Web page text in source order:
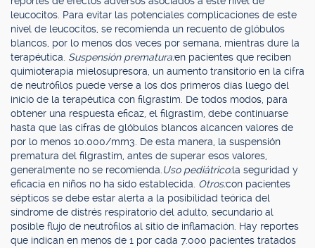
leucocitos. Para evitar las potenciales complicaciones de este
nivel de leucocitos, se recomienda un recuento de glóbulos
blancos, por lo menos dos veces por semana, mientras dure la
terapéutica. Suspensión prematura:en pacientes que reciben
quimioterapia mielosupresora, un aumento transitorio en la cifra
de neutrófilos puede verse a los dos primeros días luego del
inicio de la terapéutica con filgrastim. De todos modos, para
obtener una respuesta eficaz, el filgrastim, debe continuarse
hasta que las cifras de glóbulos blancos alcancen valores de
por lo menos 10.000/mm3. De esta manera, la suspensión
prematura del filgrastim, antes de superar esos valores,
generalmente no se recomienda. Uso pediátrico:la seguridad y
eficacia en niños no ha sido establecida. Otros:con pacientes
sépticos se debe estar alerta a la posibilidad teórica del
síndrome de distrés respiratorio del adulto, secundario al
posible flujo de neutrófilos al sitio de inflamación. Hay reportes
que indican en menos de 1 por cada 7.000 pacientes tratados